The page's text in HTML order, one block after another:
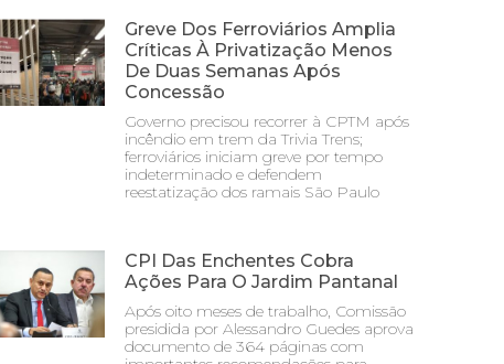
Greve Dos Ferroviários Amplia
Críticas À Privatização Menos
De Duas Semanas Após
Concessão
Governo precisou recorrer à CPTM após
incêndio em trem da Trivia Trens;
ferroviários iniciam greve por tempo
indeterminado e defendem
reestatização dos ramais São Paulo
CPI Das Enchentes Cobra
Ações Para O Jardim Pantanal
Após oito meses de trabalho, Comissão
presidida por Alessandro Guedes aprova
documento de 364 páginas com